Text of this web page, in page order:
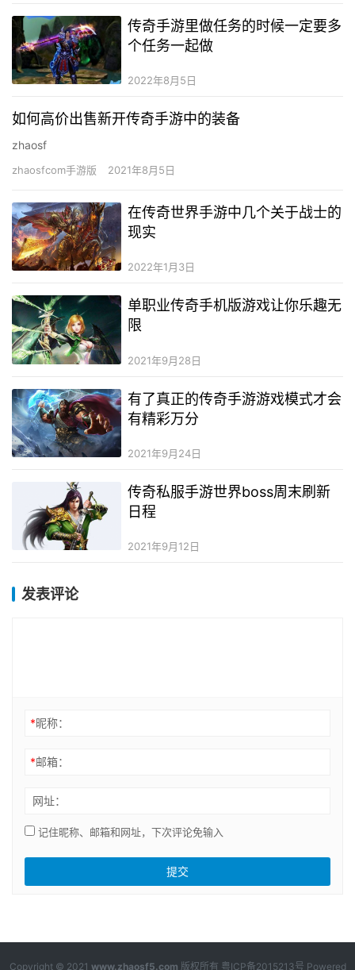
传奇手游里做任务的时候一定要多
个任务一起做
2022年8月5日
如何高价出售新开传奇手游中的装备
zhaosf
zhaosfcom手游版 2021年8月5日
在传奇世界手游中几个关于战士的
现实
2022年1月3日
单职业传奇手机版游戏让你乐趣无
限
2021年9月28日
有了真正的传奇手游游戏模式才会
有精彩万分
2021年9月24日
传奇私服手游世界boss周末刷新
日程
2021年9月12日
发表评论
*昵称：
*邮箱：
网址：
记住昵称、邮箱和网址，下次评论免输入
Copyright © 2021 www.zhaosf5.com 版权所有 粤ICP备2015213号 Powered